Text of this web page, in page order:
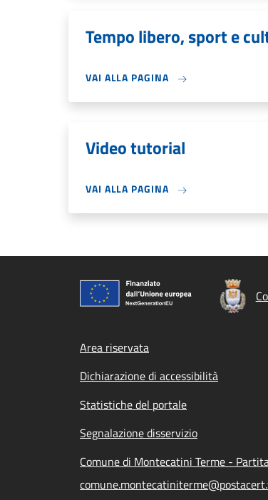
Tempo libero, sport e
VAI ALLA PAGINA
Video tutorial
VAI ALLA PAGINA
Footer menu
Area riservata
Dichiarazione di accessibilità
Statistiche del portale
Segnalazione disservizio
Comune di Montecatini Terme -